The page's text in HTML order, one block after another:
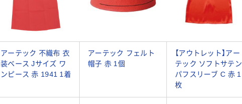
アーテック 不織布 衣
装ベース Jサイズ ワ
ンピース 赤 1941 1着
アーテック フェルト
帽子 赤 1個
【アウトレット】アー
テック ソフトサテン
パフスリーブ C 赤 1
枚